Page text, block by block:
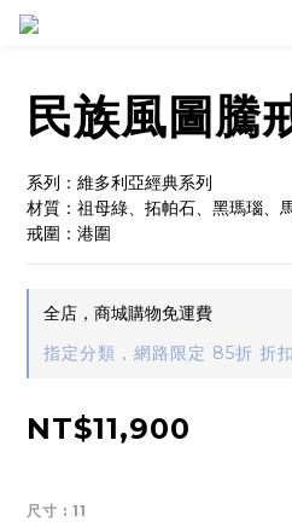
民族風圖騰
系列：維多利亞經典系列
材質：祖母綠、拓帕石、黑瑪瑙、
戒圍：港圍
全店，商城購物免運費
指定分類，網路限定 85折 折
NT$11,900
尺寸 : 11